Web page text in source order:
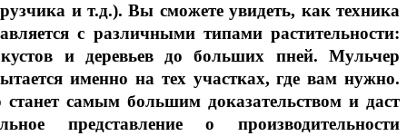
и т.д.). Вы сможете увидеть, как техника
с различными типами растительности:
и деревьев до больших пней. Мульчер
именно на тех участках, где вам нужно.
станет самым большим доказательством и даст
представление о производительности